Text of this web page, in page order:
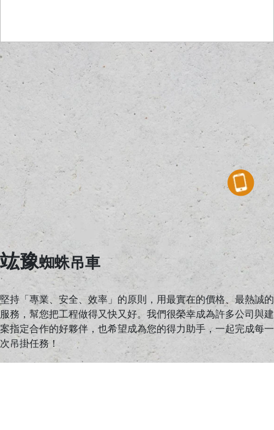
竑豫蜘蛛吊車
堅持「專業、安全、效率」的原則，用最實在的價格、最熱誠的
服務，幫您把工程做得又快又好。我們很榮幸成為許多公司與建
案指定合作的好夥伴，也希望成為您的得力助手，一起完成每一
次吊掛任務！